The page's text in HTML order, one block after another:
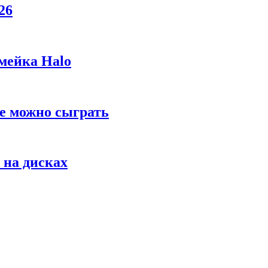
Halo
можно сыграть
дисках